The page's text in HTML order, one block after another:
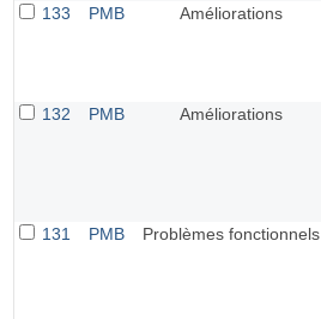
133
PMB Améliorations
132
PMB Améliorations
131
PMB Problèmes fonctionnels